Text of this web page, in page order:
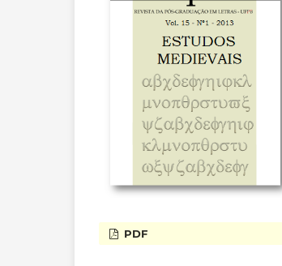
PDF